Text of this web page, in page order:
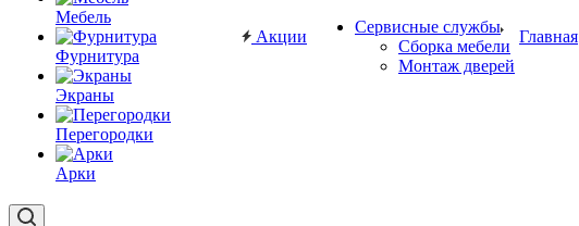
Мебель
Фурнитура
Экраны
Перегородки
Арки
Акции
Сервисные службы
Сборка мебели
Монтаж дверей
Главная